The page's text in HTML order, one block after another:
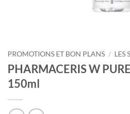
PROMOTIONS ET BON PLANS / LES
PHARMACERIS W
150ml